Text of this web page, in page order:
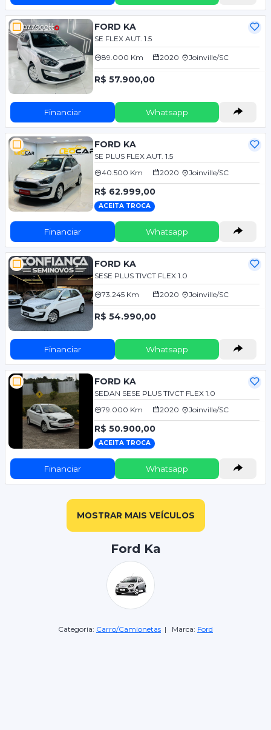
FORD KA
SE FLEX AUT. 1.5
89.000 Km 2020 Joinville/SC
R$ 57.900,00
Financiar Whatsapp
FORD KA
SE PLUS FLEX AUT. 1.5
40.500 Km
2020 Joinville/SC
R$ 62.999,00
ACEITA TROCA
Financiar Whatsapp
FORD KA
SESE PLUS TIVCT FLEX 1.0
73.245 Km 2020 Joinville/SC
R$ 54.990,00
Financiar Whatsapp
FORD KA
SEDAN SESE PLUS TIVCT FLEX 1.0
79.000 Km
2020 Joinville/SC
R$ 50.900,00
ACEITA TROCA
Financiar Whatsapp
MOSTRAR MAIS VEÍCULOS
Ford Ka
Categoria: Carro/Camionetas | Marca: Ford